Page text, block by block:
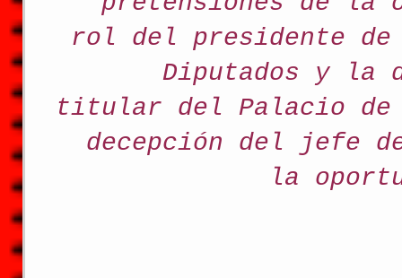
rol del presidente de
Diputados y
titular del Palacio de
decepción del jefe
la